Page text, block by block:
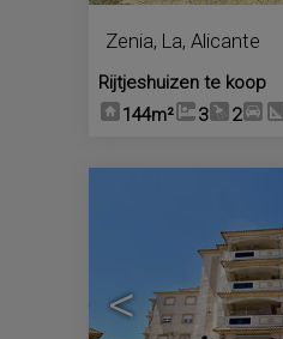
Zenia, La, Alicante
Rijtjeshuizen te koop
144m²
3 2
<